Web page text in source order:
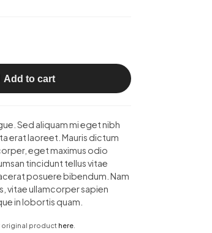
Add to cart
Sed aliquam mi eget nibh
erat laoreet. Mauris dictum
eget maximus odio
tincidunt tellus vitae
posuere bibendum. Nam
vitae ullamcorper sapien
in lobortis quam.
original product here.